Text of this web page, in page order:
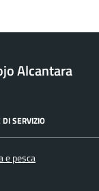
Alcantara
DI SERVIZIO
e pesca